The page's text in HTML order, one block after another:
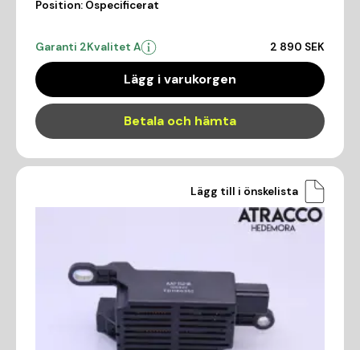
Position: Ospecificerat
Garanti 2Kvalitet A 2 890 SEK
Lägg i varukorgen
Betala och hämta
Lägg till i önskelista